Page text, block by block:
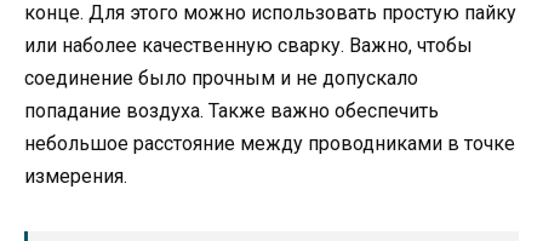
конце. Для этого можно использовать простую пайку
или наболее качественную сварку. Важно, чтобы
соединение было прочным и не допускало
попадание воздуха. Также важно обеспечить
небольшое расстояние между проводниками в точке
измерения.